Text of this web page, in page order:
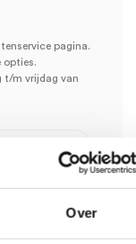
Over
pagina.
opties.
t/m vrijdag van